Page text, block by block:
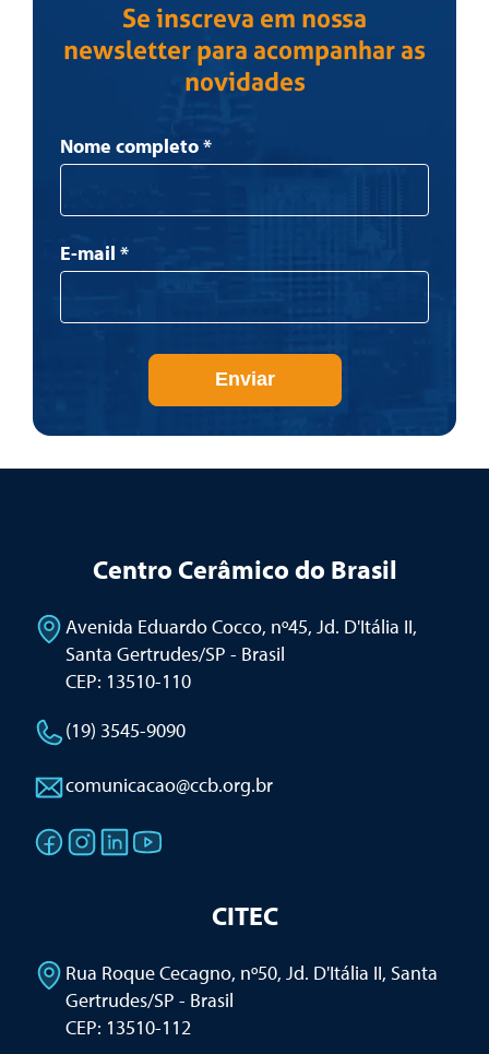
Se inscreva em nossa
newsletter para acompanhar as
novidades
Newsletter
Nome completo*
E-mail *
Enviar
Centro Cerâmico do Brasil
Avenida Eduardo Cocco, nº45, Jd. D'Itália II,
Santa Gertrudes/SP - Brasil
CEP: 13510-110
(19) 3545-9090
comunicacao@ccb.org.br
CITEC
Rua Roque Cecagno, nº50, Jd. D'Itália II, Santa
Gertrudes/SP - Brasil
CEP: 13510-112